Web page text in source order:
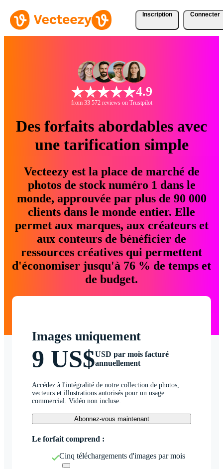
Inscription Connecter
4.9
from 33 572 reviews on Trustpilot
Des forfaits abordables avec
une tarification simple
Vecteezy est la place de marché de
photos de stock numéro 1 dans le
monde, approuvée par plus de 90 000
clients dans le monde entier. Elle
permet aux marques, aux créateurs et
aux conteurs de bénéficier de
ressources créatives qui permettent
d'économiser jusqu'à 76 % de temps et
de budget.
Images uniquement
9 US$USD par mois facturé
annuellement
Accédez à l'intégralité de notre collection de photos,
vecteurs et illustrations autorisés pour un usage
commercial. Vidéo non incluse.
Abonnez-vous maintenant
Le forfait comprend :
Cinq téléchargements d'images par mois